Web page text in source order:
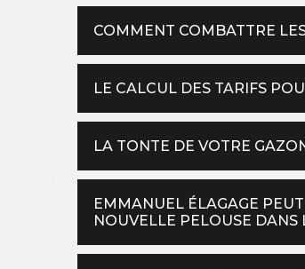
COMMENT COMBATTRE
LE CALCUL DES TARIFS
LA TONTE DE VOTRE
EMMANUEL ÉLAGAGE
NOUVELLE PELOUSE DANS